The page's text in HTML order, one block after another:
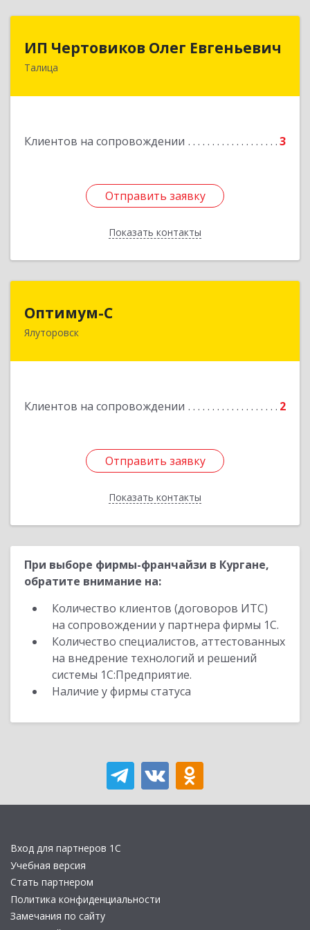
ИП Чертовиков Олег Евгеньевич
Талица
Клиентов на сопровождении 3
Отправить заявку
Показать контакты
623640, Свердловская обл, Талица г, Ленина ул,
Отправить заявку
Назад
Оптимум-С
Ялуторовск
Клиентов на сопровождении 2
Отправить заявку
Показать контакты
Отправить заявку
Назад
При выборе фирмы-франчайзи в Кургане,
обратите внимание на:
Количество клиентов (договоров ИТС)
на сопровождении у партнера фирмы 1С.
Количество специалистов, аттестованных
на внедрение технологий и решений
системы 1С:Предприятие.
Наличие у фирмы статуса
Вход для партнеров 1С
Учебная версия
Стать партнером
Политика конфиденциальности
Замечания по сайту